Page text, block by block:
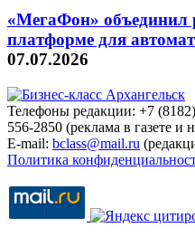
«МегаФон» объединил
платформе для
07.07.2026
Телефоны редакции: +7
556-2850 (реклама в газете и
E-mail: bclass@mail.ru
Политика